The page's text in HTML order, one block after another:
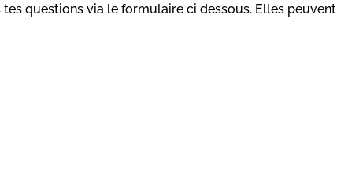
tes questions via le formulaire ci dessous. Elles peuvent